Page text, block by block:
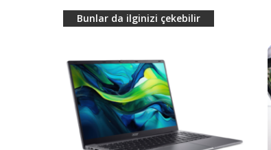
Bunlar da ilginizi çekebilir